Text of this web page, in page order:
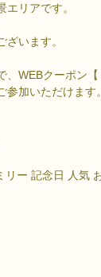
リアです。
います。
、WEBクーポン【
加いただけます。
リー 記念日 人気